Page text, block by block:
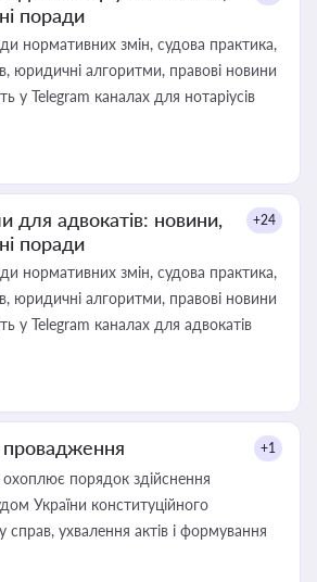
поради
нормативних змін, судова практика,
юридичні алгоритми, правові новини
у Telegram каналах для нотаріусів
для адвокатів: новини,
поради
+24
нормативних змін, судова практика,
юридичні алгоритми, правові новини
у Telegram каналах для адвокатів
провадження +1
порядок здійснення
України конституційного
справ, ухвалення актів і формування